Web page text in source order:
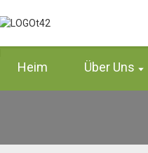
Heim Über Uns